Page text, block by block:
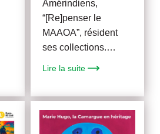
Amérindiens,
“[Re]penser le
MAAOA”, résident
ses collections.…
Lire la suite